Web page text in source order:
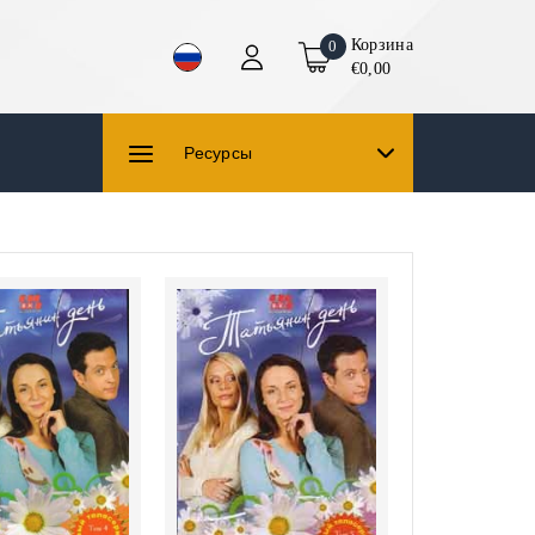
0
Корзина
€0,00
Ресурсы